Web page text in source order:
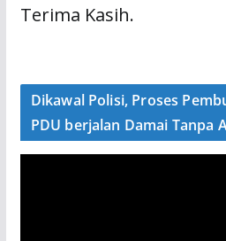
Terima Kasih.
Dikawal Polisi, Proses
PDU berjalan Damai Tanpa